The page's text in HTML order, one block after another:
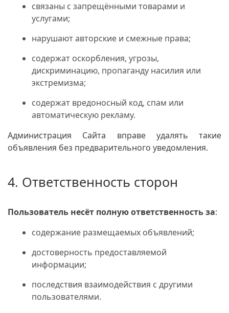
связаны с запрещёнными товарами и
услугами;
нарушают авторские и смежные права;
содержат оскорбления, угрозы,
дискриминацию, пропаганду насилия или
экстремизма;
содержат вредоносный код, спам или
автоматическую рекламу.
Администрация Сайта вправе удалять такие
объявления без предварительного уведомления.
4. Ответственность сторон
Пользователь несёт полную ответственность за:
содержание размещаемых объявлений;
достоверность предоставляемой
информации;
последствия взаимодействия с другими
пользователями.